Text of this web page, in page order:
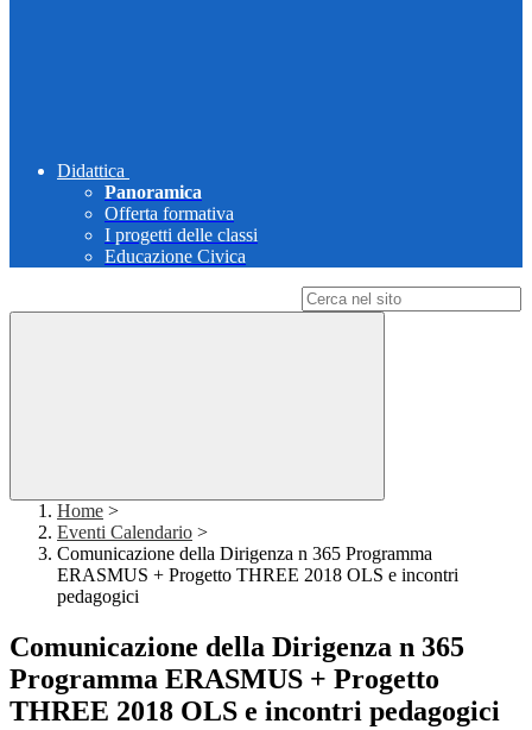
Didattica
Panoramica
Offerta formativa
I progetti delle classi
Educazione Civica
Home >
Eventi Calendario >
Comunicazione della Dirigenza n 365 Programma
ERASMUS + Progetto THREE 2018 OLS e incontri
pedagogici
Comunicazione della Dirigenza n 365
Programma ERASMUS + Progetto
THREE 2018 OLS e incontri pedagogici